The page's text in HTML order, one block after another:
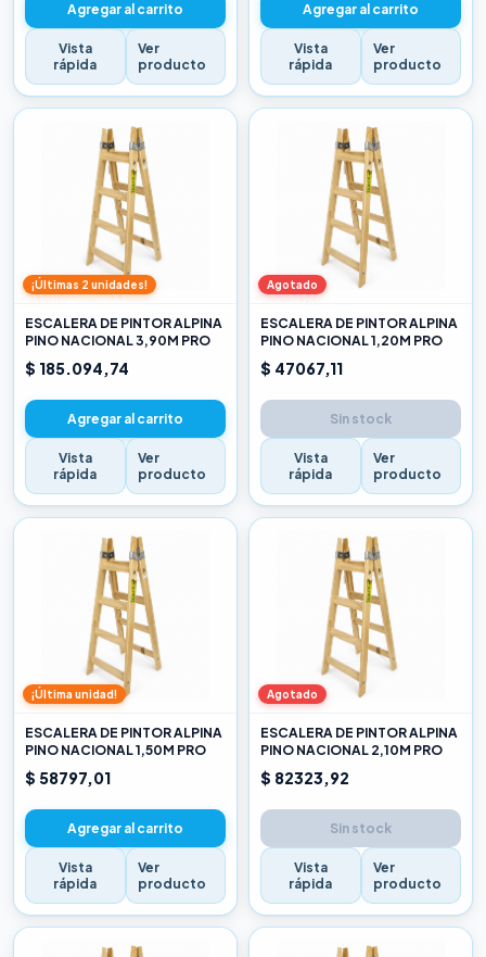
Agregar al carrito
Vista
rápida
Ver
producto
Agregar al carrito
Vista
rápida
Ver
producto
¡Últimas 2 unidades!
ESCALERA DE PINTOR ALPINA
PINO NACIONAL 3,90M PRO
$ 185.094,74
Agregar al carrito
Vista
rápida
Ver
producto
Agotado
ESCALERA DE PINTOR ALPINA
PINO NACIONAL 1,20M PRO
$ 47067,11
Sin stock
Vista
rápida
Ver
producto
¡Última unidad!
ESCALERA DE PINTOR ALPINA
PINO NACIONAL 1,50M PRO
$ 58797,01
Agregar al carrito
Vista
rápida
Ver
producto
Agotado
ESCALERA DE PINTOR ALPINA
PINO NACIONAL 2,10M PRO
$ 82323,92
Sin stock
Vista
rápida
Ver
producto